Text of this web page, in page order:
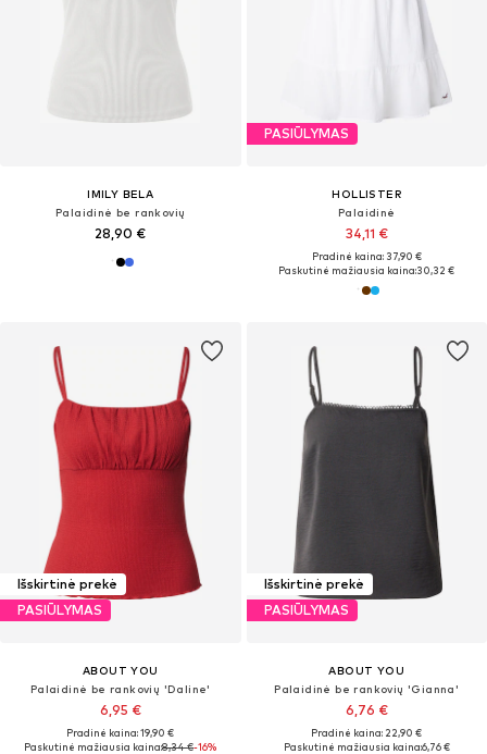
IMILY BELA
Palaidinė be rankovių
28,90 €
PASIŪLYMAS
HOLLISTER
Palaidinė
34,11 €
Pradinė kaina: 37,90 €
Paskutinė mažiausia kaina:30,32 €
Išskirtinė prekė
PASIŪLYMAS
ABOUT YOU
Palaidinė be rankovių 'Daline'
6,95 €
Pradinė kaina: 19,90 €
Paskutinė mažiausia kaina:8,34 €-16%
Išskirtinė prekė
PASIŪLYMAS
ABOUT YOU
Palaidinė be rankovių 'Gianna'
6,76 €
Pradinė kaina: 22,90 €
Paskutinė mažiausia kaina:6,76 €